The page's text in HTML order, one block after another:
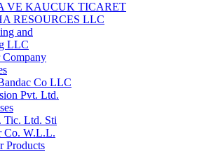
VE KAUCUK TICARET
RESOURCES LLC
and
LLC
Co LLC
Pvt. Ltd.
Tic. Ltd. Sti
Co. W.L.L.
Products